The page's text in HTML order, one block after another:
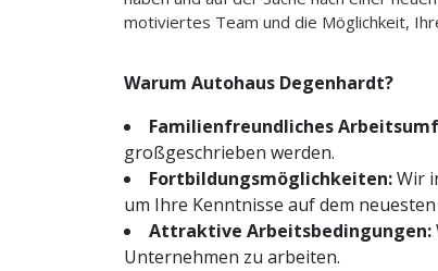
motiviertes Team und die Möglichkeit,
Warum Autohaus Degenhardt?
Familienfreundliches
großgeschrieben werden.
Fortbildungsmöglichkeiten:Wir
um Ihre Kenntnisse auf dem
Attraktive Arbeitsbedingungen:
Unternehmen zu arbeiten.